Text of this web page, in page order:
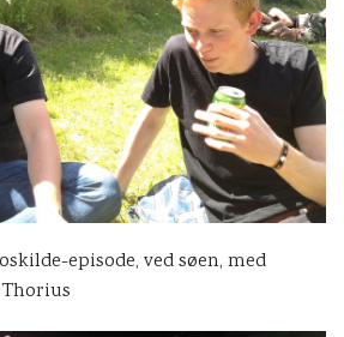
episode, ved søen, med